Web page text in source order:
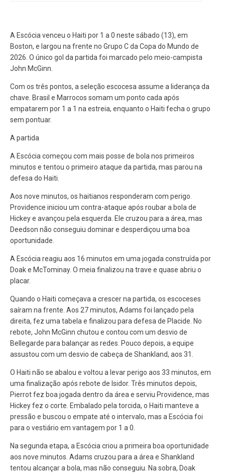
A Escócia venceu o Haiti por 1 a 0 neste sábado (13), em
Boston, e largou na frente no Grupo C da Copa do Mundo de
2026. O único gol da partida foi marcado pelo meio-campista
John McGinn.
Com os três pontos, a seleção escocesa assume a liderança da
chave. Brasil e Marrocos somam um ponto cada após
empatarem por 1 a 1 na estreia, enquanto o Haiti fecha o grupo
sem pontuar.
A partida
A Escócia começou com mais posse de bola nos primeiros
minutos e tentou o primeiro ataque da partida, mas parou na
defesa do Haiti.
Aos nove minutos, os haitianos responderam com perigo.
Providence iniciou um contra-ataque após roubar a bola de
Hickey e avançou pela esquerda. Ele cruzou para a área, mas
Deedson não conseguiu dominar e desperdiçou uma boa
oportunidade.
A Escócia reagiu aos 16 minutos em uma jogada construída por
Doak e McTominay. O meia finalizou na trave e quase abriu o
placar.
Quando o Haiti começava a crescer na partida, os escoceses
saíram na frente. Aos 27 minutos, Adams foi lançado pela
direita, fez uma tabela e finalizou para defesa de Placide. No
rebote, John McGinn chutou e contou com um desvio de
Bellegarde para balançar as redes. Pouco depois, a equipe
assustou com um desvio de cabeça de Shankland, aos 31.
O Haiti não se abalou e voltou a levar perigo aos 33 minutos, em
uma finalização após rebote de Isidor. Três minutos depois,
Pierrot fez boa jogada dentro da área e serviu Providence, mas
Hickey fez o corte. Embalado pela torcida, o Haiti manteve a
pressão e buscou o empate até o intervalo, mas a Escócia foi
para o vestiário em vantagem por 1 a 0.
Na segunda etapa, a Escócia criou a primeira boa oportunidade
aos nove minutos. Adams cruzou para a área e Shankland
tentou alcançar a bola, mas não conseguiu. Na sobra, Doak